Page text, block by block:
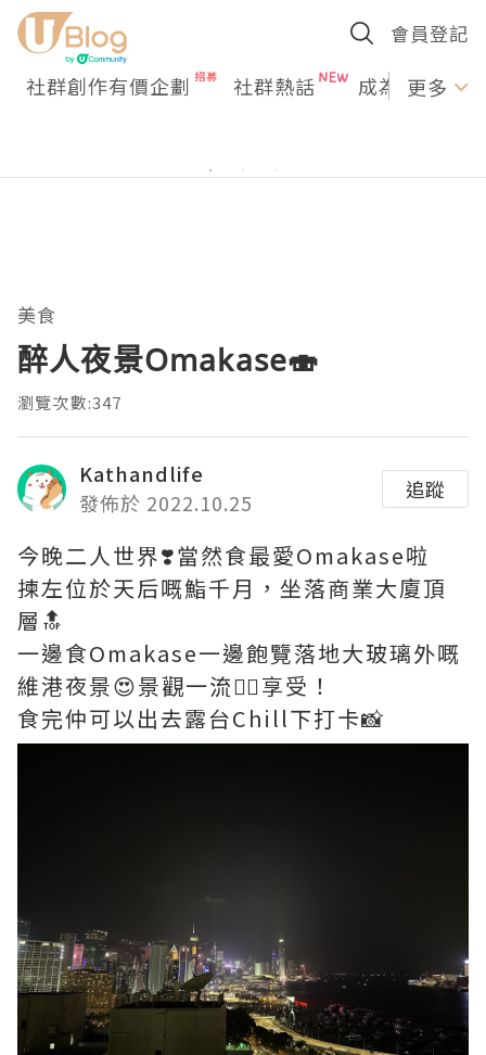
會員登記
社群創作有價企劃 社群熱話 成為U更多
美食
醉人夜景Omakase🍣
瀏覽次數:347
Kathandlife
發佈於 2022.10.25
追蹤
今晚二人世界❣️當然食最愛Omakase啦
揀左位於天后嘅鮨千月，坐落商業大廈頂
層🔝
一邊食Omakase一邊飽覽落地大玻璃外嘅
維港夜景😍景觀一流👍🏻享受！
食完仲可以出去露台Chill下打卡📸